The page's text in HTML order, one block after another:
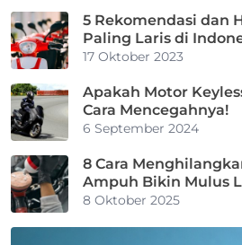
5 Rekomendasi dan
Paling Laris di
17 Oktober 2023
Apakah Motor
Cara Mencegahnya!
6 September 2024
8 Cara
Ampuh Bikin Mulus
8 Oktober 2025